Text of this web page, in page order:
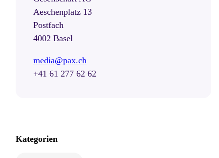
Aeschenplatz 13
Postfach
4002 Basel
media@pax.ch
+41 61 277 62 62
Kategorien